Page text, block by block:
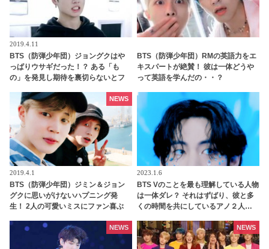
2019.4.11
BTS（防弾少年団）ジョングクはや
っぱりウサギだった！？ ある「も
の」を発見し期待を裏切らないとフ
BTS（防弾少年団）RMの英語力をエ
キスパートが絶賛！ 彼は一体どうや
って英語を学んだの・・？
2019.4.1
BTS（防弾少年団）ジミン＆ジョン
グクに思いがけないハプニング発
生！ 2人の可愛いミスにファン喜ぶ
NEWS
2023.1.6
BTS Vのことを最も理解している人物
は一体ダレ？ それはずばり、彼と多
くの時間を共にしているアノ２人…
てる！」と太鼓判を押す様子がかわ
いすぎる
NEWS NEWS